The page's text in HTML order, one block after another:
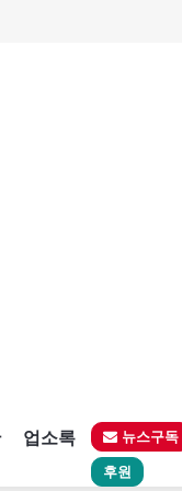
업소록 뉴스구독
후원